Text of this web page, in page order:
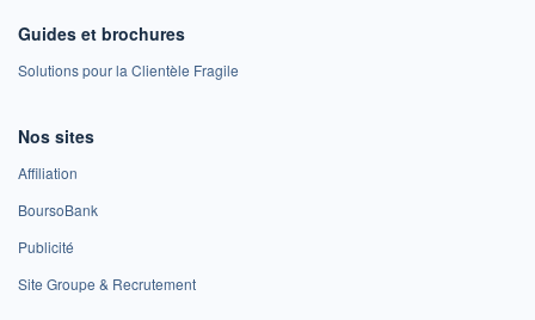
Guides et brochures
Solutions pour la Clientèle Fragile
Nos sites
Affiliation
BoursoBank
Publicité
Site Groupe & Recrutement